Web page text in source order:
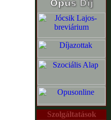
Szolgáltatások